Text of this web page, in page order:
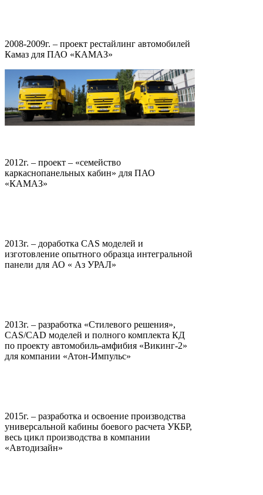
2008-2009г. – проект рестайлинг автомобилей
Камаз для ПАО «КАМАЗ»
2012г. – проект – «семейство
каркаснопанельных кабин» для ПАО
«КАМАЗ»
2013г. – доработка CAS моделей и
изготовление опытного образца интегральной
панели для АО « Аз УРАЛ»
2013г. – разработка «Стилевого решения»,
CAS/CAD моделей и полного комплекта КД
по проекту автомобиль-амфибия «Викинг-2»
для компании «Атон-Импульс»
2015г. – разработка и освоение производства
универсальной кабины боевого расчета УКБР,
весь цикл производства в компании
«Автодизайн»